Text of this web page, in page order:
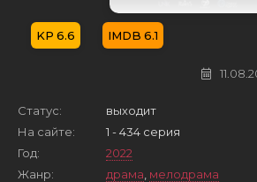
6.6 6.1
Статус:
выходит
На сайте:
1 - 434 серия
Год:
2022
Жанр:
драма мелодрама